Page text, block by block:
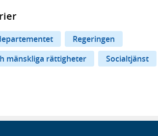
Regeringen
mänskliga rättigheter Socialtjänst